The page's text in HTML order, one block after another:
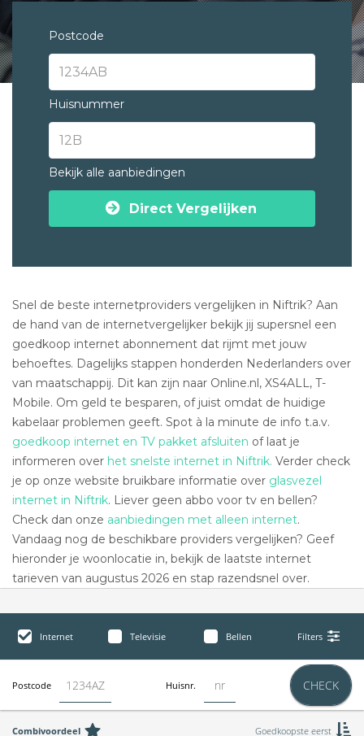
Postcode
Huisnummer
Bekijk alle aanbiedingen
Direct Vergelijken
Snel de beste internetproviders vergelijken in Niftrik? Aan
de hand van de internetvergelijker bekijk jij supersnel een
goedkoop internet abonnement dat rijmt met jouw
behoeftes. Dagelijks stappen honderden Nederlanders over
van maatschappij. Dit kan zijn naar Online.nl, XS4ALL, T-
Mobile. Om geld te besparen, of juist omdat de huidige
kabelaar problemen geeft. Spot à la minute de info t.a.v.
goedkoop internet en TV pakket afsluiten of laat je
informeren over het snelste internet in Niftrik. Verder check
je op onze website bruikbare informatie over glasvezel
internet in Niftrik. Liever geen abbo voor tv en bellen?
Check dan onze aanbiedingen met alleen internet.
Vandaag nog de beschikbare providers vergelijken? Geef
hieronder je woonlocatie in, bekijk de laatste internet
tarieven van augustus 2026 en stap razendsnel over.
Internet Televisie Bellen Filters
Postcode Huisnr. CHECK
Combivoordeel Goedkoopste eerst